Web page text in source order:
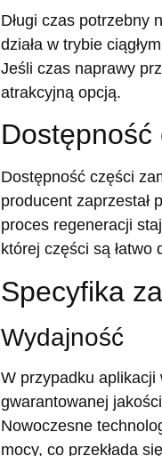
Długi czas potrzebny
działa w trybie
Jeśli czas naprawy
atrakcyjną opcją.
Dostępność
Dostępność części
producent zaprzestał
proces regeneracji
której części są łatwo
Specyfika
Wydajność
W przypadku aplikacji
gwarantowanej
Nowoczesne
mocy, co przekłada